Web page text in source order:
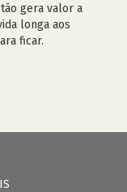
gera valor a
longa aos
ficar.